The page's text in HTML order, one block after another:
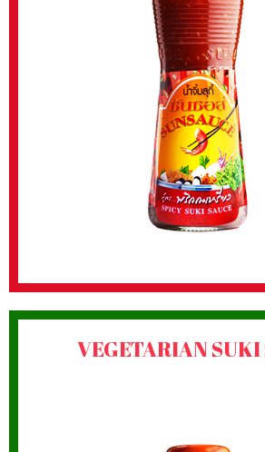
VEGETARIAN SUKI